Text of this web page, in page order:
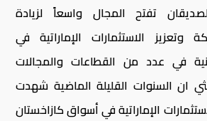
تفتح المجال واسعاً لزيادة
وتعزيز الاستثمارات الإماراتية في
في عدد من القطاعات والمجالات
ان السنوات القليلة الماضية شهدت
الإماراتية في أسواق كازاخستان